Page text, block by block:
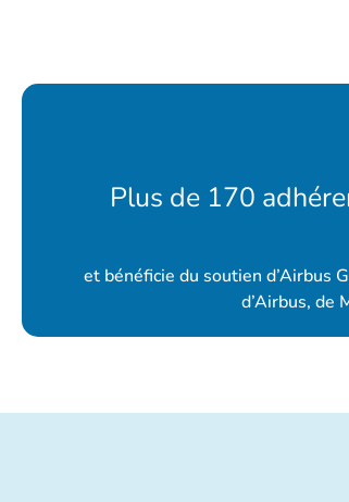
Plus de 170
et bénéficie du soutien d’Airbus
d’Airbus, de